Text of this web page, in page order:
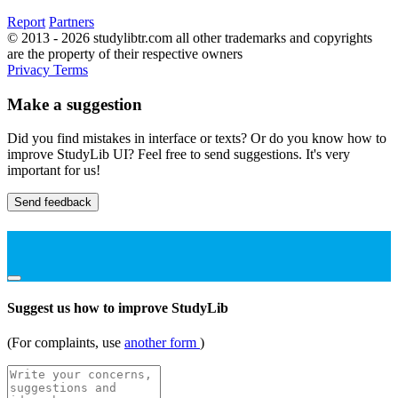
Report Partners
© 2013 - 2026 studylibtr.com all other trademarks and copyrights
are the property of their respective owners
Privacy Terms
Make a suggestion
Did you find mistakes in interface or texts? Or do you know how to
improve StudyLib UI? Feel free to send suggestions. It's very
important for us!
Send feedback
Suggest us how to improve StudyLib
(For complaints, use another form )